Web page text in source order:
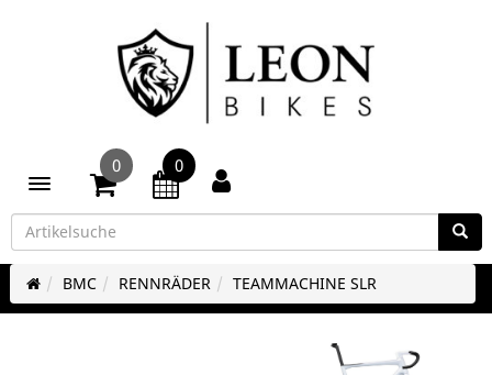
Toggle navigation
0 0
BMC RENNRÄDER TEAMMACHINE SLR